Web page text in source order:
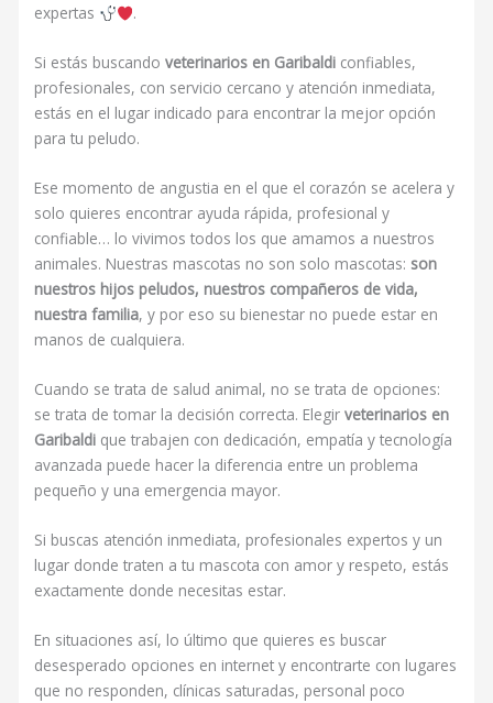
expertas
.
Si estás buscandoveterinarios en Garibaldi confiables,
profesionales, con servicio cercano y atención inmediata,
estás en el lugar indicado para encontrar la mejor opción
para tu peludo.
Ese momento de angustia en el que el corazón se acelera y
solo quieres encontrar ayuda rápida, profesional y
confiable… lo vivimos todos los que amamos a nuestros
animales. Nuestras mascotas no son solo mascotas: son
nuestros hijos peludos, nuestros compañeros de vida,
nuestra familia, y por eso su bienestar no puede estar en
manos de cualquiera.
Cuando se trata de salud animal, no se trata de opciones:
se trata de tomar la decisión correcta. Elegirveterinarios en
Garibaldi que trabajen con dedicación, empatía y tecnología
avanzada puede hacer la diferencia entre un problema
pequeño y una emergencia mayor.
Si buscas atención inmediata, profesionales expertos y un
lugar donde traten a tu mascota con amor y respeto, estás
exactamente donde necesitas estar.
En situaciones así, lo último que quieres es buscar
desesperado opciones en internet y encontrarte con lugares
que no responden, clínicas saturadas, personal poco